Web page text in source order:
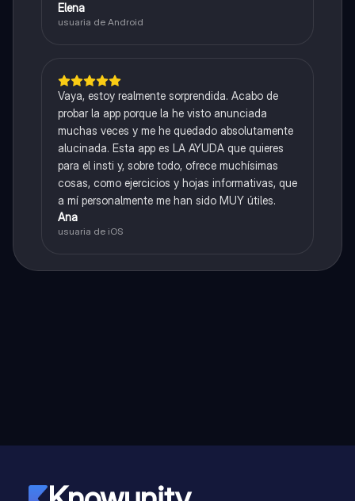
Elena
usuaria de Android
Vaya, estoy realmente sorprendida. Acabo de
probar la app porque la he visto anunciada
muchas veces y me he quedado absolutamente
alucinada. Esta app es LA AYUDA que quieres
para el insti y, sobre todo, ofrece muchísimas
cosas, como ejercicios y hojas informativas, que
a mí personalmente me han sido MUY útiles.
Ana
usuaria de iOS